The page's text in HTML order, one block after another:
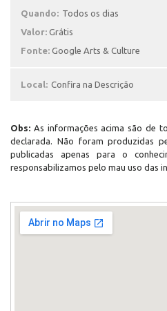
Quando: Todos os dias
Valor: Grátis
Fonte: Google Arts & Culture
Local: Confira na Descrição
Obs: As informações acima são de
declarada. Não foram produzidas
publicadas apenas para o
responsabilizamos pelo mau uso das